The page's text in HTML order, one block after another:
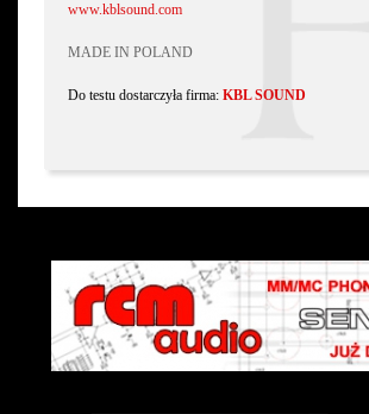
www.kblsound.com
MADE IN POLAND
Do testu dostarczyła firma: KBL SOUND